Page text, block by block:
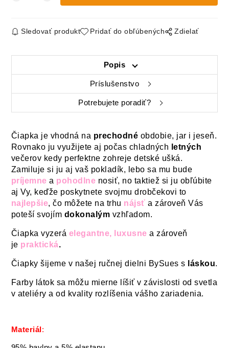
Sledovať produkt Pridať do obľúbených Zdielať
Popis
Príslušenstvo
Potrebujete poradiť?
Čiapka je vhodná na prechodné obdobie, jar i jeseň.
Rovnako ju využijete aj počas chladných letných
večerov kedy perfektne zohreje detské ušká.
Zamiluje si ju aj vaš pokladík, lebo sa mu bude
príjemne a pohodlne nosiť, no taktiež si ju obľúbite
aj Vy, keďže poskytnete svojmu drobčekovi to
najlepšie, čo môžete na trhu nájsť a zároveň Vás
poteší svojím dokonalým vzhľadom.
Čiapka vyzerá elegantne, luxusne a zároveň
je praktická.
Čiapky šijeme v našej ručnej dielni BySues s láskou.
Farby látok sa môžu mierne líšiť v závislosti od svetla
v ateliéry a od kvality rozlíšenia vášho zariadenia.
Materiál :